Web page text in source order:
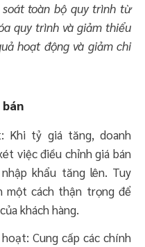
toàn bộ quy trình từ
quy trình và giảm thiểu
hoạt động và giảm chi
bán
Khi tỷ giá tăng, doanh
việc điều chỉnh giá bán
khẩu tăng lên. Tuy
một cách thận trọng để
khách hàng.
Cung cấp các chính